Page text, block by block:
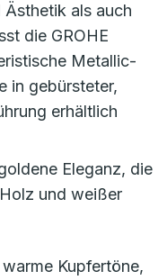
als auch
die GROHE
Metallic-
in gebürsteter,
erhältlich
Eleganz, die
und weißer
warme Kupfertöne,